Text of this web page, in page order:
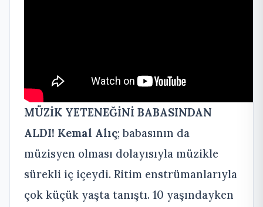
MÜZİK YETENEĞİNİ BABASINDAN
ALDI! Kemal Alıç; babasının da
müzisyen olması dolayısıyla müzikle
sürekli iç içeydi. Ritim enstrümanlarıyla
çok küçük yaşta tanıştı. 10 yaşındayken